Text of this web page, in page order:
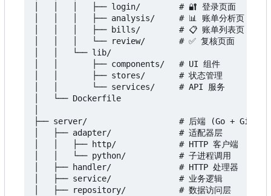
│   │   │   ├── login/        # 🔐 登录页面
│   │   │   ├── analysis/     # 📊 账单分析页
│   │   │   ├── bills/        # 📋 账单列表页
│   │   │   └── review/       # ✅ 复核页面
│   │   └── lib/
│   │       ├── components/   # UI 组件
│   │       ├── stores/       # 状态管理
│   │       └── services/     # API 服务
│   └── Dockerfile
├── server/                   # 后端 (Go + Gin)
│   ├── adapter/              # 适配器层
│   │   ├── http/             # HTTP 客户端
│   │   └── python/           # 子进程调用
│   ├── handler/              # HTTP 处理器
│   ├── service/              # 业务逻辑
│   ├── repository/           # 数据访问层